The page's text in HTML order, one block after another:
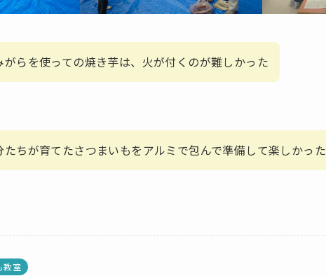
がらを使っての焼き芋は、火が付くのが難しかった
たちが育てたさつまいもをアルミで包んで準備して楽しかった
教室